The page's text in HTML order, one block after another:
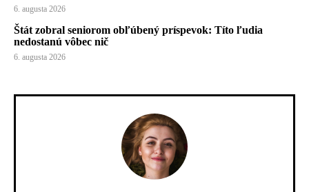
6. augusta 2026
Štát zobral seniorom obľúbený príspevok: Títo ľudia
nedostanú vôbec nič
6. augusta 2026